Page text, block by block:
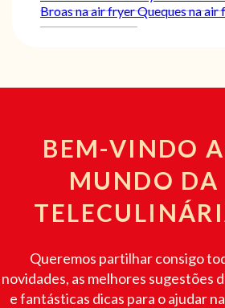
Broas na air fryerQueques na air
BEM-VINDO
MUNDO DA
Queremos partilhar consigo
novidades, as melhores sugestões
e fantásticas dicas para o ajudar